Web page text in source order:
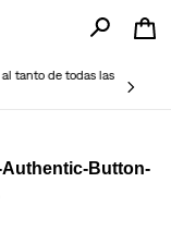
tanto de todas las
Button-